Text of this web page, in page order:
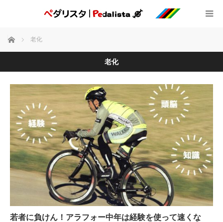
ホーム 老化
老化
若者に負けん！アラフォー中年は経験を使って速くな